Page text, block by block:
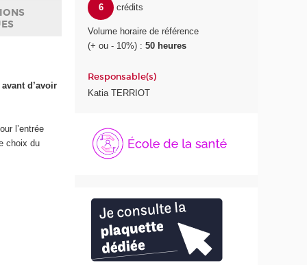
d’avoir
l’entrée
choix du
6
crédits
Volume horaire de référence
(+ ou - 10%) :50 heures
Responsable(s)
Katia TERRIOT